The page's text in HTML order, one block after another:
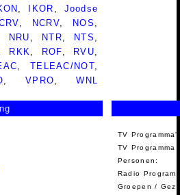
IKOR
Joodse
NCRV NOS
NRU NTR NTS
RKK ROF RVU
TELEAC/NOT
,VPRO ,WNL
TV
TV Programma
Personen:
Radio
Groepen /